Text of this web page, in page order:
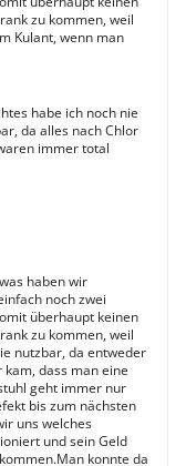
zu kommen, weil
Kulant, wenn man
habe ich noch nie
da alles nach Chlor
immer total
haben wir
noch zwei
überhaupt keinen
zu kommen, weil
nutzbar, da entweder
dass man eine
geht immer nur
bis zum nächsten
uns welches
und sein Geld
konnte da